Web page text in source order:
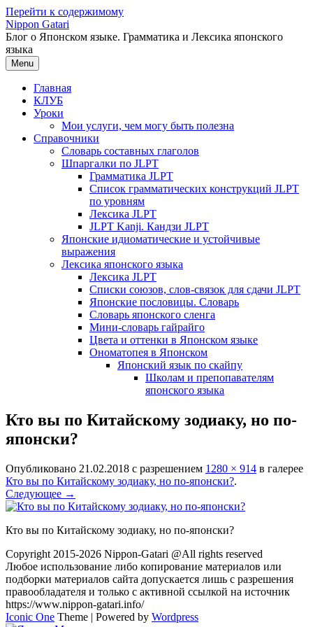
Перейти к содержимому
Nippon Gatari
Блог о Японском языке. Грамматика и Лексика японского
языка
Menu
Главная
КЛУБ
Уроки
Мои услуги, чем могу быть полезна
Справочники
Словарь составных глаголов
Шпаргалки по JLPT
Грамматика JLPT
Список грамматических конструкций JLPT
по уровням
Лексика JLPT
JLPT Kanji. Кандзи JLPT
Японские идиоматические и устойчивые
выражения
Лексика японского языка
Лексика JLPT
Списки союзов, слов-связок для сдачи JLPT
Японские пословицы. Словарь
Словарь японского сленга
Мини-словарь гайрайго
Цвета и оттенки в Японском языке
Ономатопея в Японском
Японский язык по скайпу
Школам и препопавателям
японского языка
Кто вы по Китайскому зодиаку, но по-
японски?
Опубликовано 21.02.2018 с разрешением 1280 × 914 в галерее
Кто вы по Китайскому зодиаку, но по-японски?.
Следующее →
Кто вы по Китайскому зодиаку, но по-японски?
Copyright 2015-2026 Nippon-Gatari @All rights reserved
Любое использование либо копирование материалов или
подборки материалов сайта допускается лишь с разрешения
правообладателя и только с активной ссылкой на источник
https://www.nippon-gatari.info/
Iconic One Theme | Powered by Wordpress